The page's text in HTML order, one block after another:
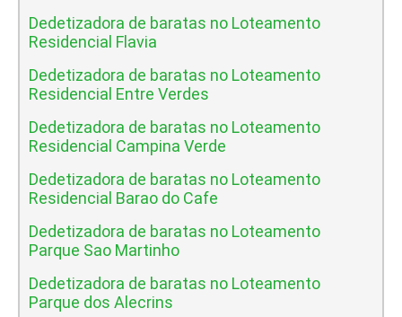
Dedetizadora de baratas no Loteamento
Residencial Flavia
Dedetizadora de baratas no Loteamento
Residencial Entre Verdes
Dedetizadora de baratas no Loteamento
Residencial Campina Verde
Dedetizadora de baratas no Loteamento
Residencial Barao do Cafe
Dedetizadora de baratas no Loteamento
Parque Sao Martinho
Dedetizadora de baratas no Loteamento
Parque dos Alecrins